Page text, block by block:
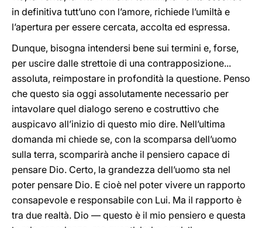
in definitiva tutt’uno con l’amore, richiede l’umiltà e
l’apertura per essere cercata, accolta ed espressa.
Dunque, bisogna intendersi bene sui termini e, forse,
per uscire dalle strettoie di una contrapposizione...
assoluta, reimpostare in profondità la questione. Penso
che questo sia oggi assolutamente necessario per
intavolare quel dialogo sereno e costruttivo che
auspicavo all’inizio di questo mio dire. Nell’ultima
domanda mi chiede se, con la scomparsa dell’uomo
sulla terra, scomparirà anche il pensiero capace di
pensare Dio. Certo, la grandezza dell’uomo sta nel
poter pensare Dio. E cioè nel poter vivere un rapporto
consapevole e responsabile con Lui. Ma il rapporto è
tra due realtà. Dio — questo è il mio pensiero e questa